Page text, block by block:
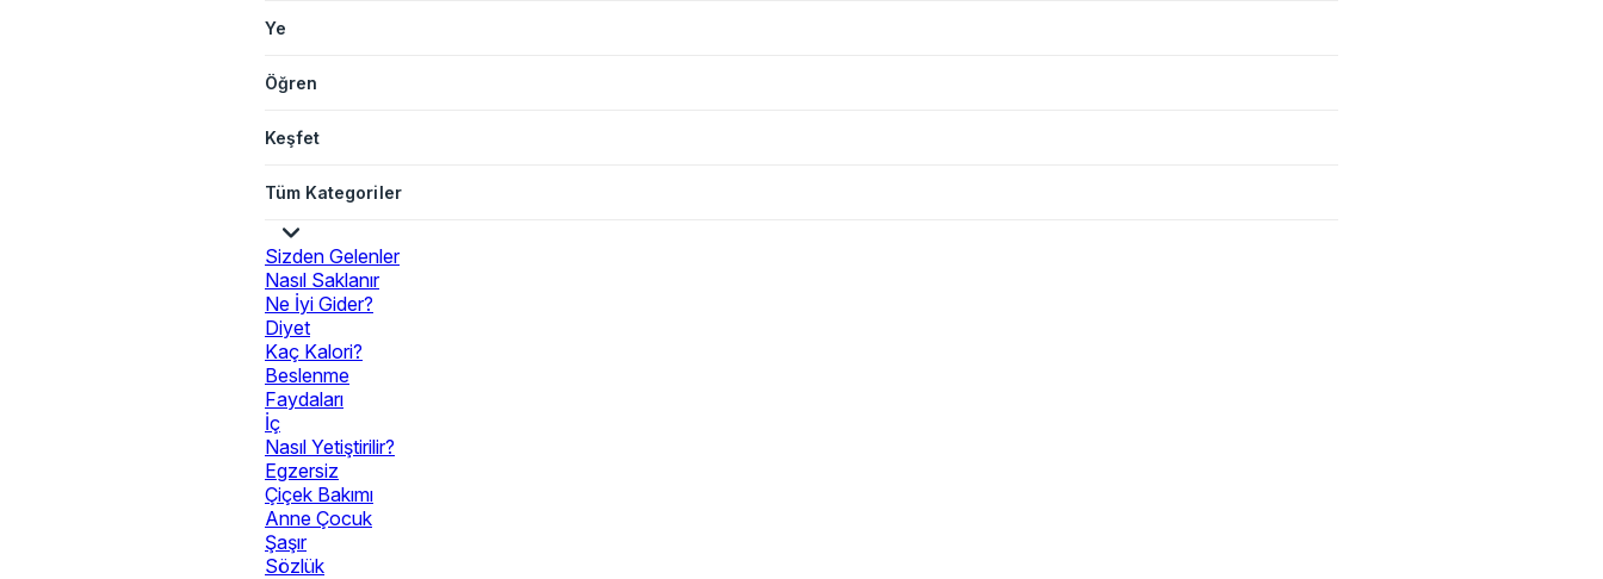
Ye
Öğren
Keşfet
Tüm Kategoriler
Sizden Gelenler
Nasıl Saklanır
Ne İyi Gider?
Diyet
Kaç Kalori?
Beslenme
Faydaları
İç
Nasıl Yetiştirilir?
Egzersiz
Çiçek Bakımı
Anne Çocuk
Şaşır
Sözlük